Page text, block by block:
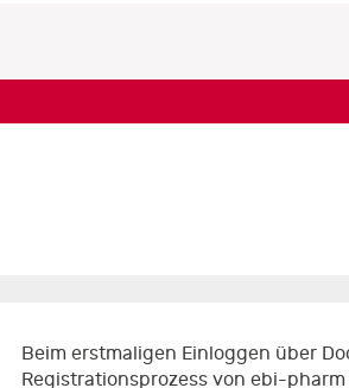
Beim erstmaligen Einloggen über
Registrationsprozess von ebi-